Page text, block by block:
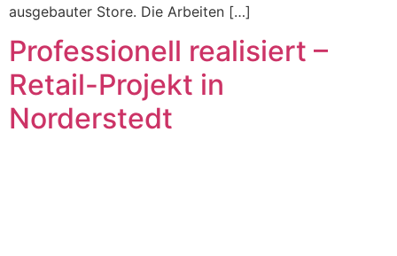
ausgebauter Store. Die Arbeiten […]
Professionell realisiert –
Retail-Projekt in
Norderstedt